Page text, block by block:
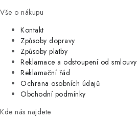
Vše o nákupu
Kontakt
Způsoby dopravy
Způsoby platby
Reklamace a odstoupení od smlouvy
Reklamační řád
Ochrana osobních údajů
Obchodní podmínky
Kde nás najdete
KUCHYNĚ
ORGANIZACE
DOMÁCNOST
ÚKLID